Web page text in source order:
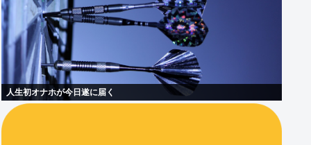
人生初オナホが今日遂に届く